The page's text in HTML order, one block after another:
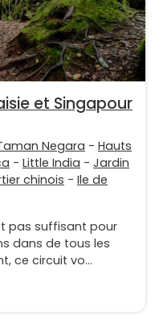
et Singapour
Negara - Hauts
- Little India - Jardin
chinois - Ile de
pas suffisant pour
dans de tous les
ce circuit vo...